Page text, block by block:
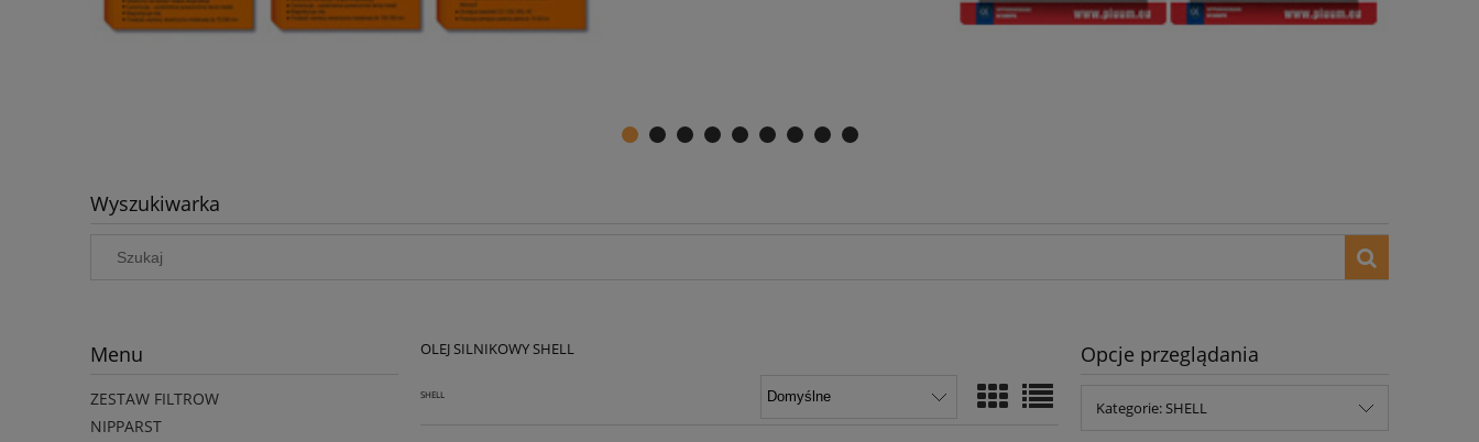
Wyszukiwarka
Menu
ZESTAW FILTROW
NIPPARST
OLEJ SILNIKOWY SHELL
SHELL
Opcje przeglądania
Kategorie: SHELL